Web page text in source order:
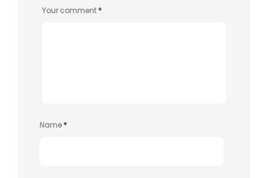
Your comment*
Name*